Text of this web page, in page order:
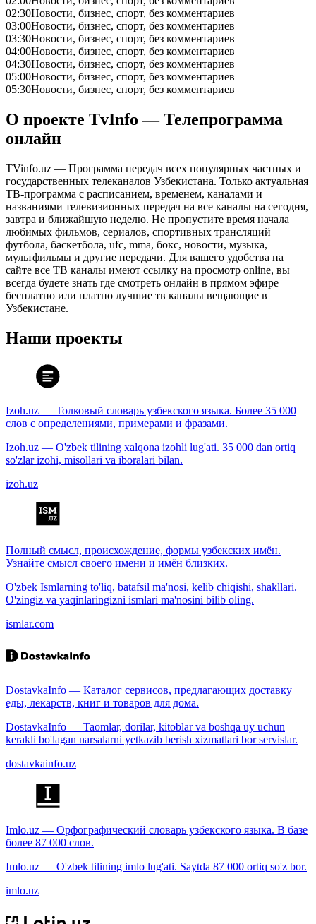
02:30Новости, бизнес, спорт, без комментариев
03:00Новости, бизнес, спорт, без комментариев
03:30Новости, бизнес, спорт, без комментариев
04:00Новости, бизнес, спорт, без комментариев
04:30Новости, бизнес, спорт, без комментариев
05:00Новости, бизнес, спорт, без комментариев
05:30Новости, бизнес, спорт, без комментариев
О проекте TvInfo — Телепрограмма
онлайн
TVinfo.uz — Программа передач всех популярных частных и
государственных телеканалов Узбекистана. Только актуальная
ТВ-программа с расписанием, временем, каналами и
названиями телевизионных передач на все каналы на сегодня,
завтра и ближайшую неделю. Не пропустите время начала
любимых фильмов, сериалов, спортивных трансляций
футбола, баскетбола, ufc, mma, бокс, новости, музыка,
мультфильмы и другие передачи. Для вашего удобства на
сайте все ТВ каналы имеют ссылку на просмотр online, вы
всегда будете знать где смотреть онлайн в прямом эфире
бесплатно или платно лучшие тв каналы вещающие в
Узбекистане.
Наши проекты
Izoh.uz — Толковый словарь узбекского языка. Более 35 000
слов с определениями, примерами и фразами.
Izoh.uz — O'zbek tilining xalqona izohli lug'ati. 35 000 dan ortiq
so'zlar izohi, misollari va iboralari bilan.
izoh.uz
Полный смысл, происхождение, формы узбекских имён.
Узнайте смысл своего имени и имён близких.
O'zbek Ismlarning to'liq, batafsil ma'nosi, kelib chiqishi, shakllari.
O'zingiz va yaqinlaringizni ismlari ma'nosini bilib oling.
ismlar.com
DostavkaInfo — Каталог сервисов, предлагающих доставку
еды, лекарств, книг и товаров для дома.
DostavkaInfo — Taomlar, dorilar, kitoblar va boshqa uy uchun
kerakli bo'lagan narsalarni yetkazib berish xizmatlari bor servislar.
dostavkainfo.uz
Imlo.uz — Орфографический словарь узбекского языка. В базе
более 87 000 слов.
Imlo.uz — O'zbek tilining imlo lug'ati. Saytda 87 000 ortiq so'z bor.
imlo.uz